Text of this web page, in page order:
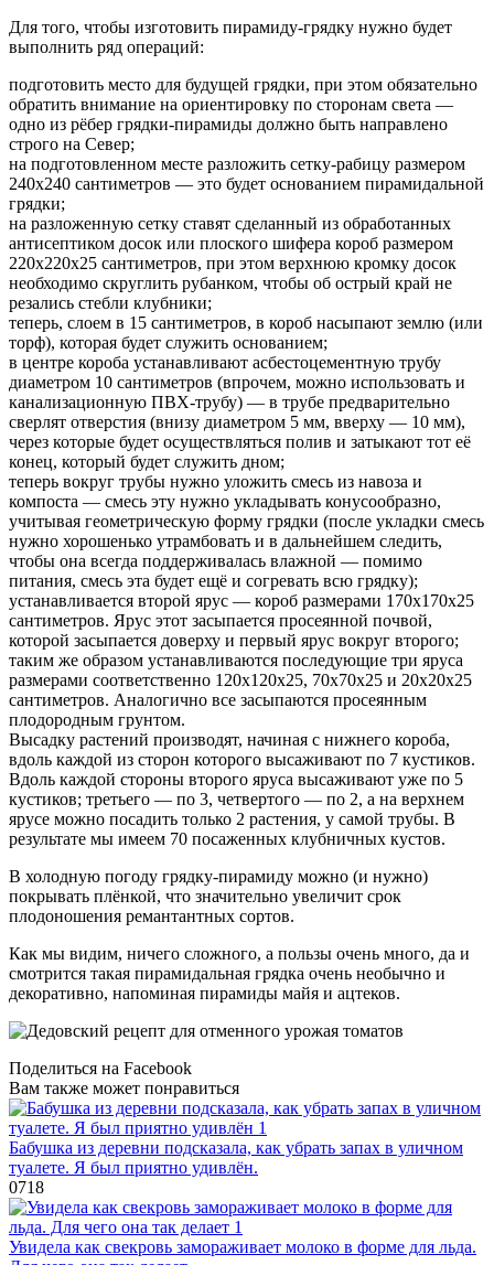
Для того, чтобы изготовить пирамиду-грядку нужно будет
выполнить ряд операций:
подготовить место для будущей грядки, при этом обязательно
обратить внимание на ориентировку по сторонам света —
одно из рёбер грядки-пирамиды должно быть направлено
строго на Север;
на подготовленном месте разложить сетку-рабицу размером
240х240 сантиметров — это будет основанием пирамидальной
грядки;
на разложенную сетку ставят сделанный из обработанных
антисептиком досок или плоского шифера короб размером
220х220х25 сантиметров, при этом верхнюю кромку досок
необходимо скруглить рубанком, чтобы об острый край не
резались стебли клубники;
теперь, слоем в 15 сантиметров, в короб насыпают землю (или
торф), которая будет служить основанием;
в центре короба устанавливают асбестоцементную трубу
диаметром 10 сантиметров (впрочем, можно использовать и
канализационную ПВХ-трубу) — в трубе предварительно
сверлят отверстия (внизу диаметром 5 мм, вверху — 10 мм),
через которые будет осуществляться полив и затыкают тот её
конец, который будет служить дном;
теперь вокруг трубы нужно уложить смесь из навоза и
компоста — смесь эту нужно укладывать конусообразно,
учитывая геометрическую форму грядки (после укладки смесь
нужно хорошенько утрамбовать и в дальнейшем следить,
чтобы она всегда поддерживалась влажной — помимо
питания, смесь эта будет ещё и согревать всю грядку);
устанавливается второй ярус — короб размерами 170х170х25
сантиметров. Ярус этот засыпается просеянной почвой,
которой засыпается доверху и первый ярус вокруг второго;
таким же образом устанавливаются последующие три яруса
размерами соответственно 120х120х25, 70х70х25 и 20х20х25
сантиметров. Аналогично все засыпаются просеянным
плодородным грунтом.
Высадку растений производят, начиная с нижнего короба,
вдоль каждой из сторон которого высаживают по 7 кустиков.
Вдоль каждой стороны второго яруса высаживают уже по 5
кустиков; третьего — по 3, четвертого — по 2, а на верхнем
ярусе можно посадить только 2 растения, у самой трубы. В
результате мы имеем 70 посаженных клубничных кустов.
В холодную погоду грядку-пирамиду можно (и нужно)
покрывать плёнкой, что значительно увеличит срок
плодоношения ремантантных сортов.
Как мы видим, ничего сложного, а пользы очень много, да и
смотрится такая пирамидальная грядка очень необычно и
декоративно, напоминая пирамиды майя и ацтеков.
Поделиться на Facebook
Вам также может понравиться
Бабушка из деревни подсказала, как убрать запах в уличном
туалете. Я был приятно удивлён.
0718
Увидела как свекровь замораживает молоко в форме для льда.